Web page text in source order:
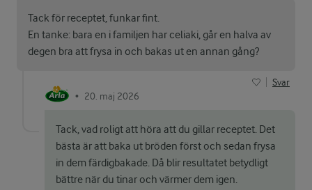
Tack för receptet, funkar fint.
En tanke: bara en i familjen har celiaki, går en halva av
degen bra att frysa in och bakas ut en annan gång?
Svar
• 20. maj 2026
Tack, vad roligt att höra att du gillar receptet. Det
bästa är att baka ut bröden först och sedan frysa
in dem färdigbakade. Då blir resultatet betydligt
bättre när du tinar och värmer dem igen.